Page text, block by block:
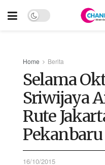
Home Berita
Selama
Sriwijaya
Rute
Pekanbaru
16/10/2015